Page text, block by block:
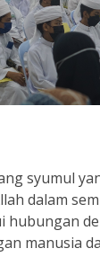
syumul
dalam
hubungan
manusia